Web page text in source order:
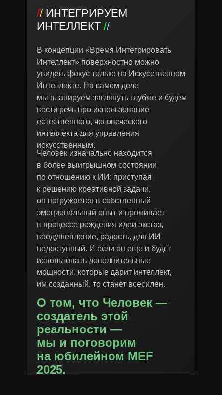
О том, что Человек —
создатель этой
реальности —
мы и поговорим
на юбилейном MEF
2025.
В концепции «Время Интегрировать
Интеллект» поверхностно можно
увидеть фокус только на Искусственном
Интеллекте. На самом деле
мы планируем заглянуть глубже и будем
вести речь про использование
естественного, человеческого
интеллекта для управления
искусственным.
Человек изначально находится
в более выигрышном состоянии
по отношению к ИИ: приступая
к решению креативной задачи,
он погружается в собственный
эмоциональный опыт и проживает
в процессе рождения идеи экстаз,
воодушевление, радость, для ИИ
недоступный. И если он еще и будет
использовать дополнительные
мощности, которые дарит интеллект,
им созданный, то станет всесилен.
// ИНТЕГРИРУЕМ
ИНТЕЛЛЕКТ //